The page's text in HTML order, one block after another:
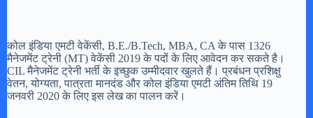
कोल इंडिया एमटी वेकेंसी, B.E./B.Tech, MBA, CA के पास 1326
मैनेजमेंट ट्रेनी (MT) वेकेंसी 2019 के पदों के लिए आवेदन कर सकते है।
CIL मैनेजमेंट ट्रेनी भर्ती के इच्छुक उम्मीदवार खुलते हैं। प्रबंधन प्रशिक्षु
वेतन, योग्यता, पात्रता मानदंड और कोल इंडिया एमटी अंतिम तिथि 19
जनवरी 2020 के लिए इस लेख का पालन करें।